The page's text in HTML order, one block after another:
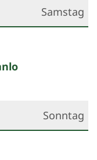
Samstag
Sonntag